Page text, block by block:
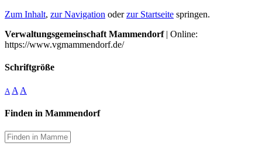
Zum Inhalt, zur Navigation oderzur Startseite springen.
Verwaltungsgemeinschaft Mammendorf| Online:
https://www.vgmammendorf.de/
Schriftgröße
A A A
Finden in Mammendorf